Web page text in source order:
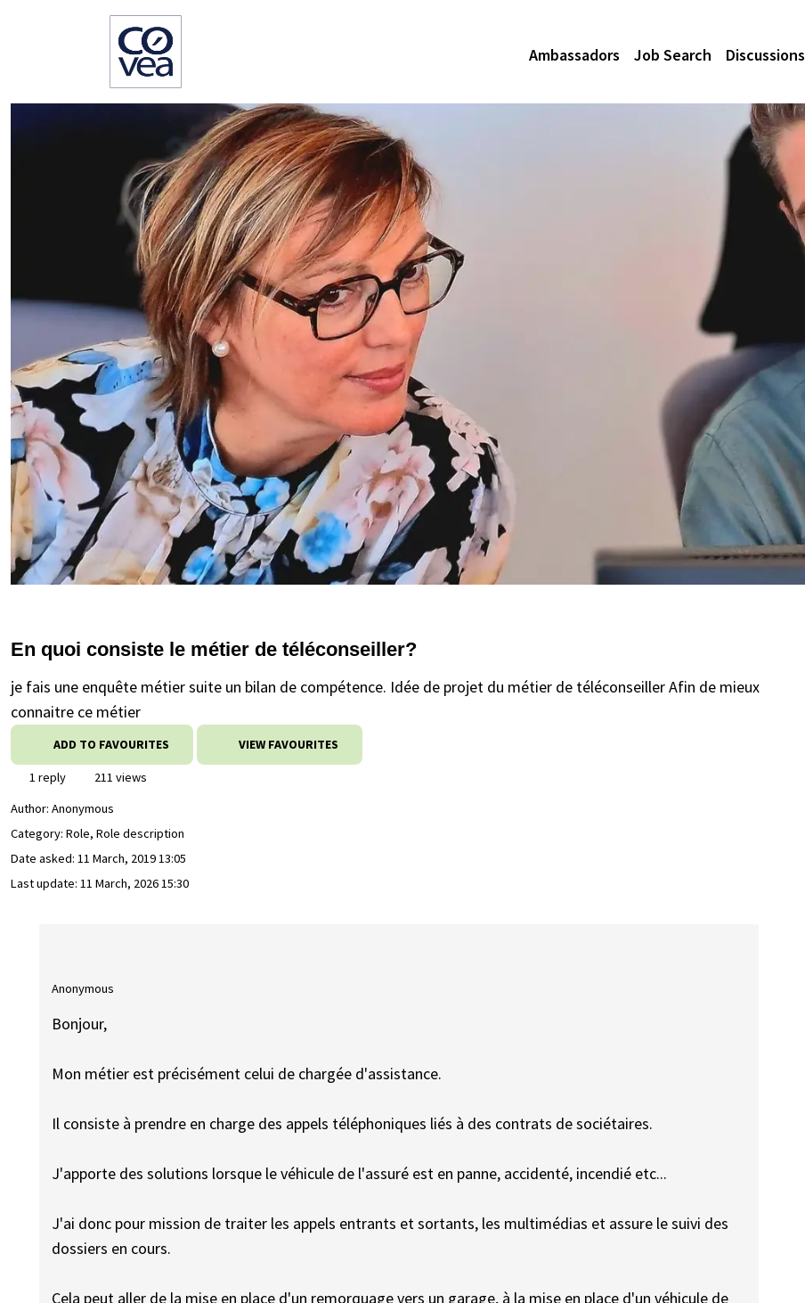
Ambassadors Job Search Discussions
En quoi consiste le métier de téléconseiller?
je fais une enquête métier suite un bilan de compétence. Idée de projet du métier de téléconseiller Afin de mieux
connaitre ce métier
ADD TO FAVOURITES VIEW FAVOURITES
1 reply
211 views
Author: Anonymous
Category: Role, Role description
Date asked: 11 March, 2019 13:05
Last update: 11 March, 2026 15:30
Anonymous
Bonjour,
Mon métier est précisément celui de chargée d'assistance.
Il consiste à prendre en charge des appels téléphoniques liés à des contrats de sociétaires.
J'apporte des solutions lorsque le véhicule de l'assuré est en panne, accidenté, incendié etc...
J'ai donc pour mission de traiter les appels entrants et sortants, les multimédias et assure le suivi des
dossiers en cours.
Cela peut aller de la mise en place d'un remorquage vers un garage, à la mise en place d'un véhicule de